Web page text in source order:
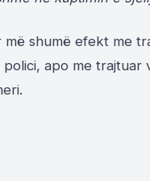
më shumë efekt me
apo me